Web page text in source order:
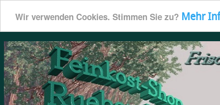
Wir verwenden Cookies. Stimmen Sie zu? Mehr